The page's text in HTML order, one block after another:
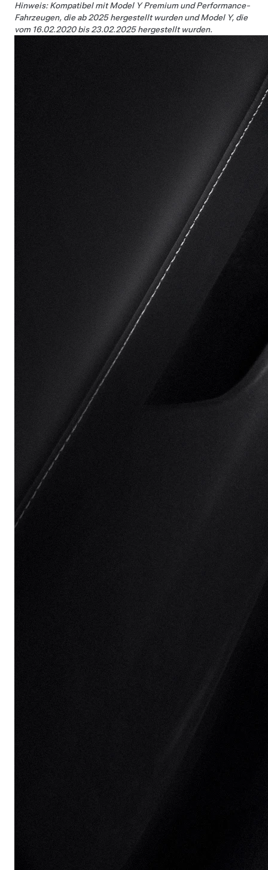
Hinweis: Kompatibel mit Model Y Premium und Performance-
Fahrzeugen, die ab 2025 hergestellt wurden und Model Y, die
vom 16.02.2020 bis 23.02.2025 hergestellt wurden.